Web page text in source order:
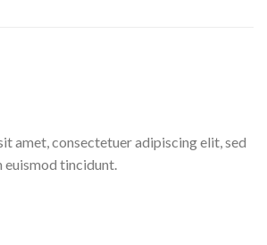
amet, consectetuer adipiscing elit, sed
euismod tincidunt.